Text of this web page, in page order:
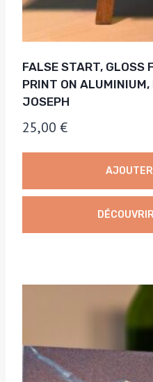
FALSE START, GLOSS
PRINT ON
JOSEPH
25,00 €